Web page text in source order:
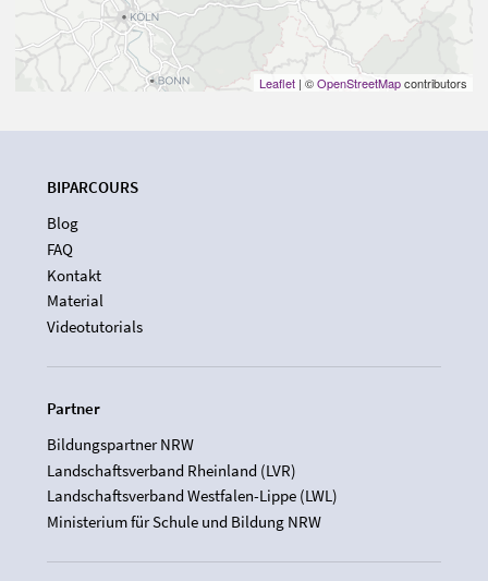
Leaflet | ©OpenStreetMapcontributors
BIPARCOURS
Blog
FAQ
Kontakt
Material
Videotutorials
Partner
Bildungspartner NRW
Landschaftsverband Rheinland (LVR)
Landschaftsverband Westfalen-Lippe (LWL)
Ministerium für Schule und Bildung NRW